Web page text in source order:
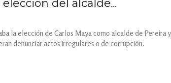
del alcalde...
la elección de Carlos Maya como alcalde de Pereira y
denunciar actos irregulares o de corrupción.